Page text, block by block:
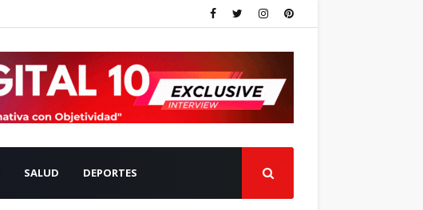
SALUD DEPORTES